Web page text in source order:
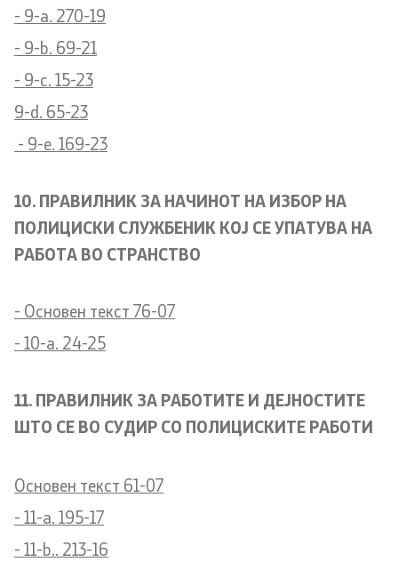
- 9-a. 270-19
- 9-b. 69-21
- 9-c. 15-23
9-d. 65-23
- 9-e. 169-23
10. ПРАВИЛНИК ЗА НАЧИНОТ НА ИЗБОР НА
ПОЛИЦИСКИ СЛУЖБЕНИК КОЈ СЕ УПАТУВА НА
РАБОТА ВО СТРАНСТВО
- Основен текст 76-07
- 10-a. 24-25
11. ПРАВИЛНИК ЗА РАБОТИТЕ И ДЕЈНОСТИТЕ
ШТО СЕ ВО СУДИР СО ПОЛИЦИСКИТЕ РАБОТИ
Основен текст 61-07
- 11-a. 195-17
- 11-b.. 213-16